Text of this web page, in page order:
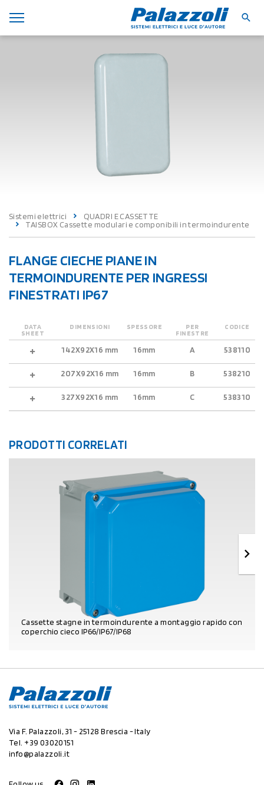
Sistemi elettrici
QUADRI E CASSETTE
TAISBOX Cassette modulari e componibili in termoindurente
FLANGE CIECHE PIANE IN
TERMOINDURENTE PER INGRESSI
FINESTRATI IP67
DATA
SHEET
DIMENSIONI SPESSORE PER
FINESTRE
CODICE
142X92X16 mm 16mm A 538110
207X92X16 mm 16mm B 538210
327X92X16 mm 16mm C 538310
PRODOTTI CORRELATI
Cassette stagne in termoindurente a montaggio rapido con
coperchio cieco IP66/IP67/IP68
Via F. Palazzoli, 31 - 25128 Brescia - Italy
Tel. +39 03020151
info@palazzoli.it